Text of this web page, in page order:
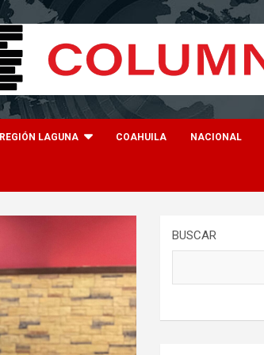
REGIÓN LAGUNA COAHUILA NACIONAL
BUSCAR